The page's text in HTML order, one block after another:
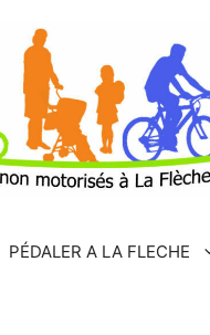
PÉDALER A LA FLECHE